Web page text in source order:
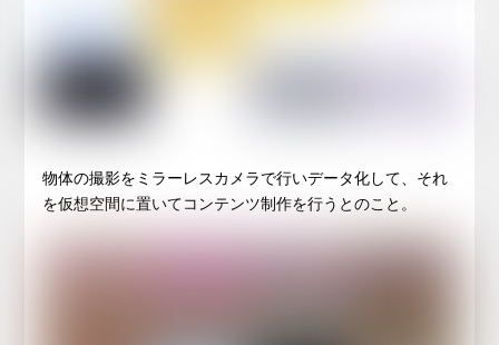
物体の撮影をミラーレスカメラで行いデータ化して、それ
を仮想空間に置いてコンテンツ制作を行うとのこと。